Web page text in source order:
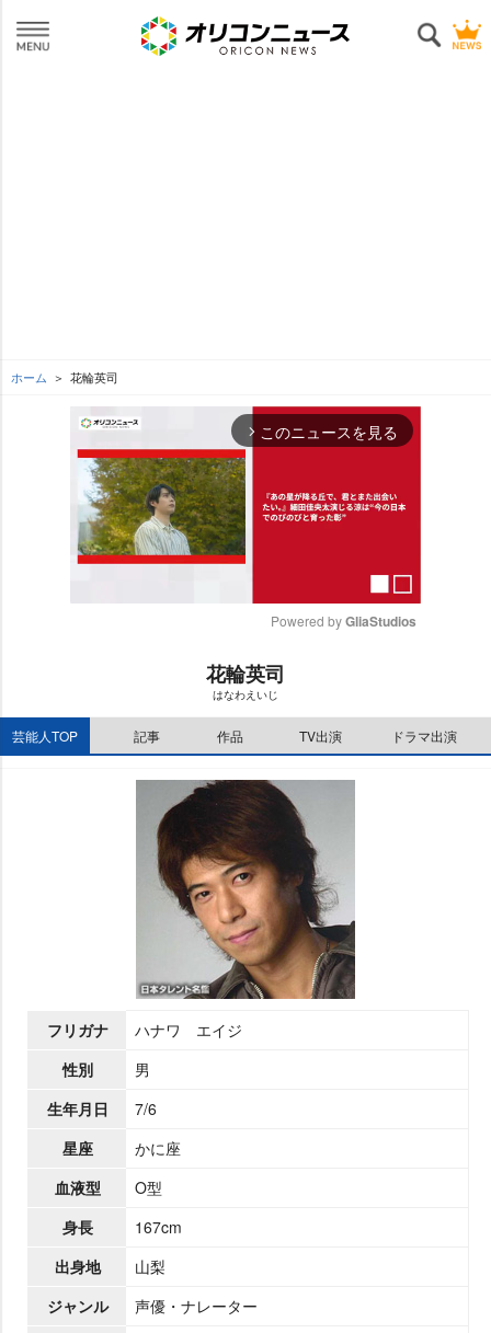
ホーム 花輪英司
arrow_forward_ios このニュースを見る
Powered by GliaStudios
花輪英司
はなわえいじ
芸能人TOP 記事 作品 TV出演 ドラマ出演
フリガナ
ハナワ エイジ
性別
男
生年月日
7/6
星座
かに座
血液型
O型
身長
167cm
出身地
山梨
ジャンル
声優・ナレーター